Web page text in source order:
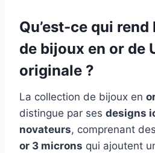
Qu’est-ce qui
de bijoux en or de
originale ?
La collection de bijoux en
distingue par ses designs
novateurs, comprenant
or 3 microns qui ajoutent